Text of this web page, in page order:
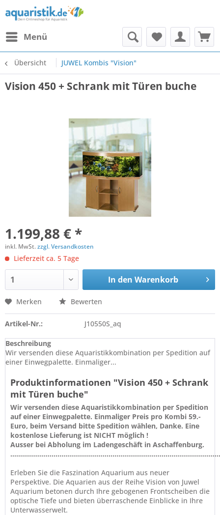
Menü
Übersicht JUWEL Kombis "Vision"
Vision 450 + Schrank mit Türen buche
1.199,88 € *
inkl. MwSt.zzgl. Versandkosten
Lieferzeit ca. 5 Tage
In den Warenkorb
Merken Bewerten
Artikel-Nr.: J10550S_aq
Beschreibung
Wir versenden diese Aquaristikkombination per Spedition auf
einer Einwegpalette. Einmaliger...
Produktinformationen "Vision 450 + Schrank
mit Türen buche"
Wir versenden diese Aquaristikkombination per Spedition
auf einer Einwegpalette. Einmaliger Preis pro Kombi 59.-
Euro, beim Versand bitte Spedition wählen, Danke. Eine
kostenlose Lieferung ist NICHT möglich !
Ausser bei Abholung im Ladengeschäft in Aschaffenburg.
Erleben Sie die Faszination Aquarium aus neuer
Perspektive. Die Aquarien aus der Reihe Vision von Juwel
Aquarium betonen durch Ihre gebogenen Frontscheiben die
optische Tiefe und bieten überraschende Einblicke in Ihre
Unterwasserwelt.